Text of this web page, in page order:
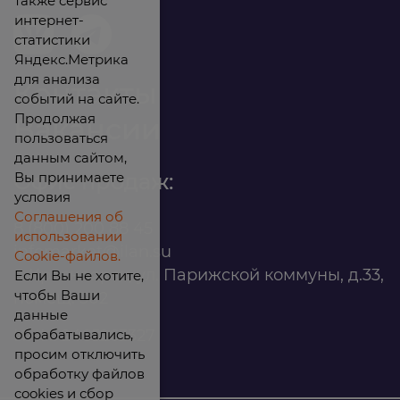
Контакты
Вакансии
Офис продаж:
infomarket@ilan.su
г. Красноярск, ул. Парижской коммуны, д.33,
помещ. 302
ИНН: 2465263327
интернет-
статистики
Яндекс.Метрика
для анализа
событий на сайте.
Продолжая
пользоваться
данным сайтом,
Вы принимаете
условия
Соглашения об
использовании
Cookie-файлов.
Если Вы не хотите,
чтобы Ваши
данные
обрабатывались,
просим отключить
обработку файлов
cookies и сбор